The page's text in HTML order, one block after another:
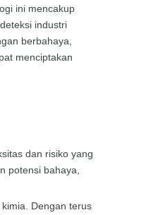
ini mencakup
industri
berbahaya,
menciptakan
dan risiko yang
potensi bahaya,
Dengan terus